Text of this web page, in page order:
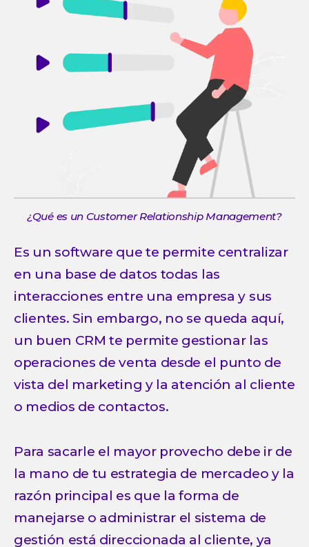
¿Qué es un Customer Relationship Management?
Es un software que te permite centralizar
en una base de datos todas las
interacciones entre una empresa y sus
clientes. Sin embargo, no se queda aquí,
un buen CRM te permite gestionar las
operaciones de venta desde el punto de
vista del marketing y la atención al cliente
o medios de contactos.
Para sacarle el mayor provecho debe ir de
la mano de tu estrategia de mercadeo y la
razón principal es que la forma de
manejarse o administrar el sistema de
gestión está direccionada al cliente, ya